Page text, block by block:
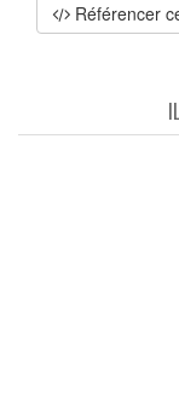
Référencer